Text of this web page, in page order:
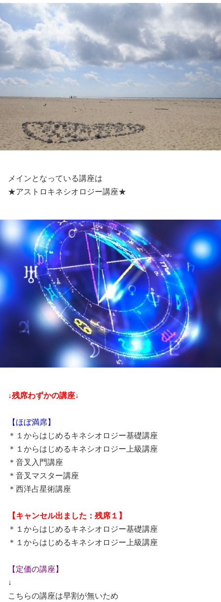
メインとなっている講座は
★アストロキネシオロジー講座★
↓残席わずかの講座↓
【ほぼ満席】
＊１からはじめるキネシオロジー基礎講座
＊１からはじめるキネシオロジー上級講座
＊音叉入門講座
＊音叉マスター講座
＊西洋占星術講座
【キャンセル出ました：残席１】
＊１からはじめるキネシオロジー基礎講座
＊１からはじめるキネシオロジー上級講座
【定価の講座】
↓
こちらの講座は早割が無いため